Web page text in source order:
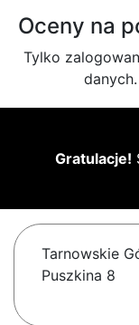
Oceny na
Tylko
danych.
Gratulacje!
Tarnowskie
Puszkina 8